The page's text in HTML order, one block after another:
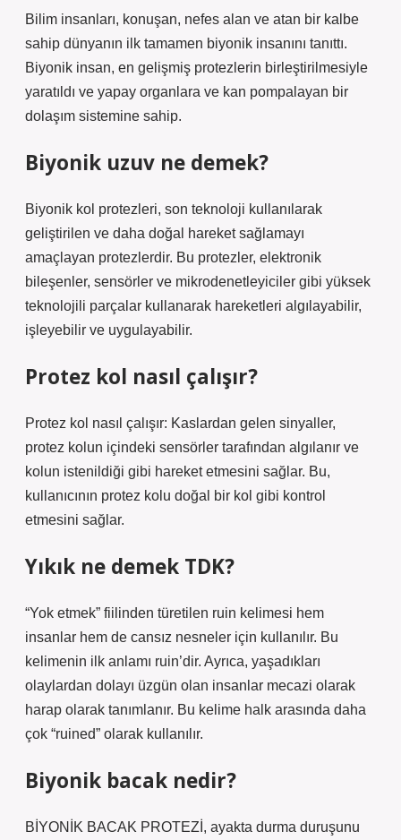
Bilim insanları, konuşan, nefes alan ve atan bir kalbe
sahip dünyanın ilk tamamen biyonik insanını tanıttı.
Biyonik insan, en gelişmiş protezlerin birleştirilmesiyle
yaratıldı ve yapay organlara ve kan pompalayan bir
dolaşım sistemine sahip.
Biyonik uzuv ne demek?
Biyonik kol protezleri, son teknoloji kullanılarak
geliştirilen ve daha doğal hareket sağlamayı
amaçlayan protezlerdir. Bu protezler, elektronik
bileşenler, sensörler ve mikrodenetleyiciler gibi yüksek
teknolojili parçalar kullanarak hareketleri algılayabilir,
işleyebilir ve uygulayabilir.
Protez kol nasıl çalışır?
Protez kol nasıl çalışır: Kaslardan gelen sinyaller,
protez kolun içindeki sensörler tarafından algılanır ve
kolun istenildiği gibi hareket etmesini sağlar. Bu,
kullanıcının protez kolu doğal bir kol gibi kontrol
etmesini sağlar.
Yıkık ne demek TDK?
“Yok etmek” fiilinden türetilen ruin kelimesi hem
insanlar hem de cansız nesneler için kullanılır. Bu
kelimenin ilk anlamı ruin’dir. Ayrıca, yaşadıkları
olaylardan dolayı üzgün olan insanlar mecazi olarak
harap olarak tanımlanır. Bu kelime halk arasında daha
çok “ruined” olarak kullanılır.
Biyonik bacak nedir?
BİYONİK BACAK PROTEZİ, ayakta durma duruşunu